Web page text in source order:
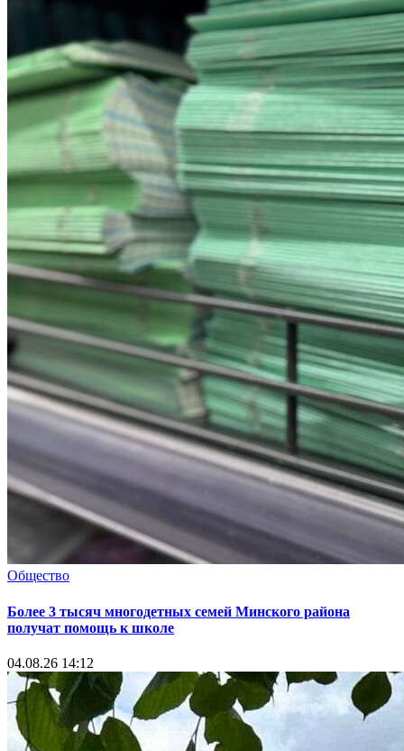
Общество
Более 3 тысяч многодетных семей Минского района
получат помощь к школе
04.08.26 14:12